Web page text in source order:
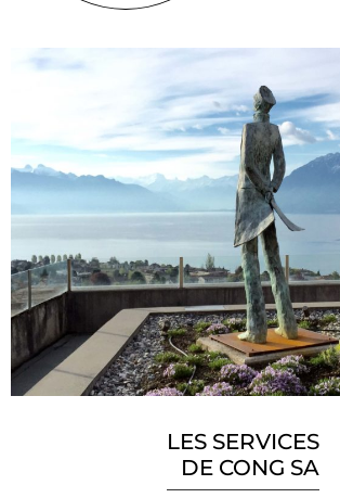
LES SERVICES
DE CONG SA